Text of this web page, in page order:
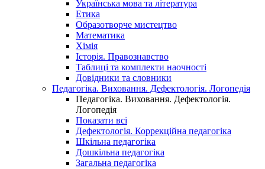
Українська мова та література
Етика
Образотворче мистецтво
Математика
Хімія
Історія. Правознавство
Таблиці та комплекти наочності
Довідники та словники
Педагогіка. Виховання. Дефектологія. Логопедія
Педагогіка. Виховання. Дефектологія.
Логопедія
Показати всі
Дефектологія. Коррекційна педагогіка
Шкільна педагогіка
Дошкільна педагогіка
Загальна педагогіка